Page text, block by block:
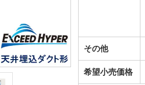
その他
希望小売価格